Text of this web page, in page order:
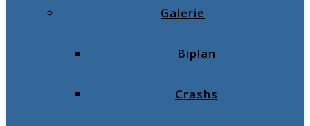
Galerie
Biplan
Crashs